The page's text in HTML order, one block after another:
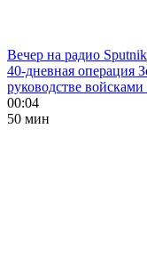
Вечер на радио Sputnik
40-дневная операция
руководстве
00:04
50 мин